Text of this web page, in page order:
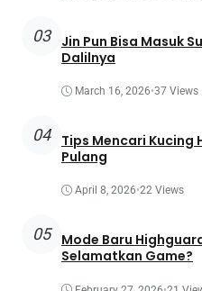
03
Jin Pun Bisa Masuk
Dalilnya
March 16, 2026•37 Views
04
Tips Mencari Kucing
Pulang
April 8, 2026•22 Views
05
Mode Baru
Selamatkan Game?